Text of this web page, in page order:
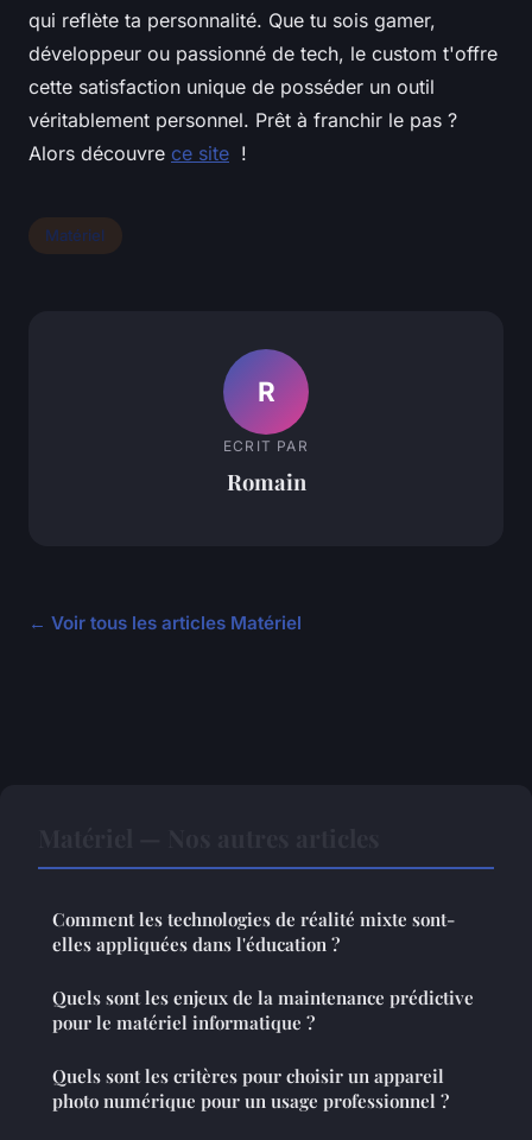
qui reflète ta personnalité. Que tu sois gamer,
développeur ou passionné de tech, le custom t'offre
cette satisfaction unique de posséder un outil
véritablement personnel. Prêt à franchir le pas ?
Alors découvre ce site !
Matériel
R
ECRIT PAR
Romain
← Voir tous les articles Matériel
Comment les technologies de réalité mixte sont-
elles appliquées dans l'éducation ?
Quels sont les enjeux de la maintenance prédictive
pour le matériel informatique ?
Quels sont les critères pour choisir un appareil
photo numérique pour un usage professionnel ?